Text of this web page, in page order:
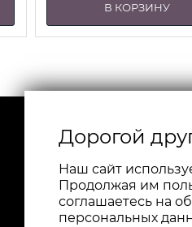
В КОРЗИНУ
Дорогой
Наш сайт
Продолжая им
соглашаетесь на
персональных